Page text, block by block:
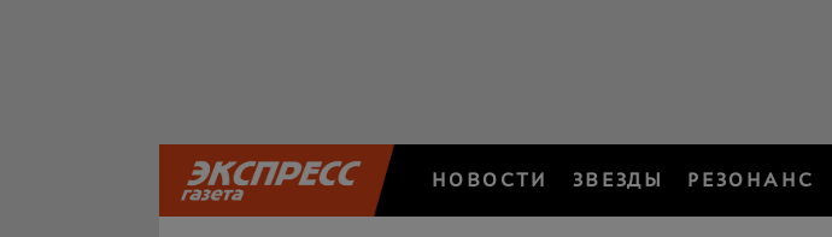
НОВОСТИ ЗВЕЗДЫ РЕЗОНАНС